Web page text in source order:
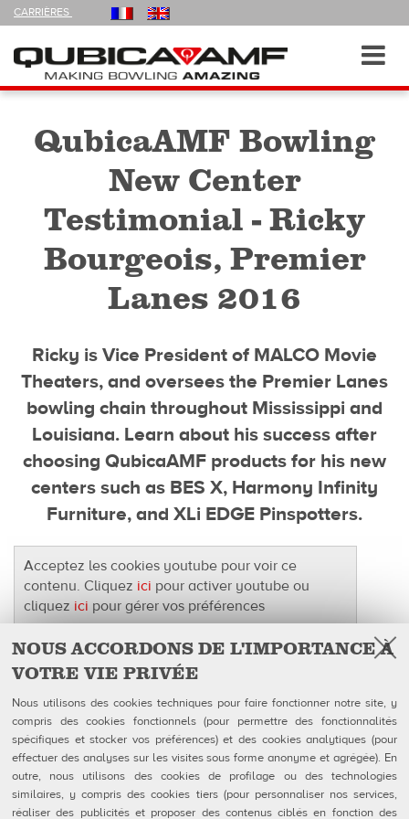
NOUS ACCORDONS DE L'IMPORTANCE À
VOTRE VIE PRIVÉE
Nous utilisons des cookies techniques pour faire fonctionner notre site, y
compris des cookies fonctionnels (pour permettre des fonctionnalités
spécifiques et stocker vos préférences) et des cookies analytiques (pour
effectuer des analyses sur les visites sous forme anonyme et agrégée). En
outre, nous utilisons des cookies de profilage ou des technologies
similaires, y compris des cookies tiers (pour personnaliser nos services,
réaliser des publicités et proposer des contenus ciblés en fonction des
CARRIÈRES
FOLLOW
US
Navigation
QubicaAMF Bowling
New Center
Testimonial - Ricky
Bourgeois, Premier
Lanes 2016
Ricky is Vice President of MALCO Movie
Theaters, and oversees the Premier Lanes
bowling chain throughout Mississippi and
Louisiana. Learn about his success after
choosing QubicaAMF products for his new
centers such as BES X, Harmony Infinity
Furniture, and XLi EDGE Pinspotters.
Acceptez les cookies youtube pour voir ce
contenu. Cliquez ici pour activer youtube ou
cliquez ici pour gérer vos préférences
QubicaAMF Canada inc
100-1025 avenue Godin
Québec, QC
Canada G1M 2X5
Tél: 418-650-2425
Sans Frais 866-650-2425
U.S. Headquarters
QubicaAMF Worldwide LLC
8100 AMF Drive
Mechanicsville, VA 23111-USA
Ph. (804) 569-1000
866-460-QAMF (7263)
Follow Us on
Facebook